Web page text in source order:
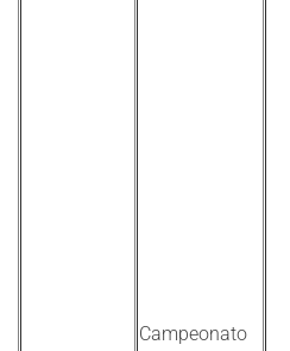
Campeonato